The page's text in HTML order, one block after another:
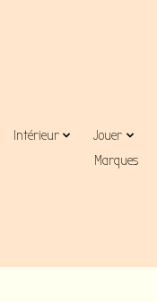
Intérieur Jouer
Marques